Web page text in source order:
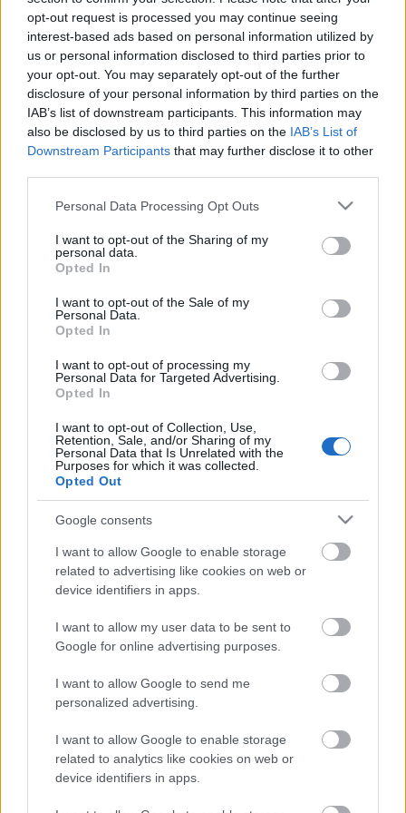
opt-out request is processed you may continue seeing
interest-based ads based on personal information utilized by
us or personal information disclosed to third parties prior to
your opt-out. You may separately opt-out of the further
disclosure of your personal information by third parties on the
IAB’s list of downstream participants. This information may
also be disclosed by us to third parties on the IAB’s List of
Downstream Participants that may further disclose it to other
Please note that this website/app uses one or more Google
not limited to your visit or usage behaviour. You may click to
grant or deny consent to Google and its third-party tags to
use your data for below specified purposes in below Google
consent section.
Personal Data Processing Opt Outs
I want to opt-out of the Sharing of my
personal data.
Opted In
I want to opt-out of the Sale of my
Personal Data.
Opted In
I want to opt-out of processing my
Personal Data for Targeted Advertising.
Opted In
I want to opt-out of Collection, Use,
Retention, Sale, and/or Sharing of my
Personal Data that Is Unrelated with the
Purposes for which it was collected.
Opted Out
Google consents
I want to allow Google to enable storage
related to advertising like cookies on web or
device identifiers in apps.
I want to allow my user data to be sent to
Google for online advertising purposes.
I want to allow Google to send me
personalized advertising.
I want to allow Google to enable storage
related to analytics like cookies on web or
device identifiers in apps.
Kedves Könyvbarátok! Megjelent negyedik
regényem, mely a Cosa Nostra címet viseli! A könyv a
keményvonalas krimi és a maffiaregények keveréke.
A történet egy kitalált városban, Foundhellben
játszódik, és egy férfi erkölcsi lezüllését mutatja be,
miközben bepillantást…
Könyvbemutató a Sárga kastélyban!
Francis W. Scott•2008. november 25.
Kedves Olvasók!2008. december 12-én (pénteken),
18:00 órai kezdettel dedikálással összekötött író-
olvasó találkozó lesz Dunaszerdahelyen, a Sárga
kastélyban! Bemutatkozik Francis W. Scott (alias Bíró
Szabolcs), a Naplemente, A Sivatag Szeme és a Hóhér
Könyvhírek V. - November
Francis W. Scott•2008. november 20.
A legutóbbi híradás óta ismét történt pár dolog,
egyaránt állunk megjelenés előtt és után, és persze
új művek is akadnak. Lássuk!A hosszas várakozás
meghozta gyümölcsét, a Hóhér gyönyörű lett, és kb.
a fele már el is fogyott. Rendelni természetesen
továbbra is lehet,…
Megjelent a Hóhér!
Francis W. Scott
Kedves Barátaim, Rokonaim, Ismerőseim, Kedves
Könyvbarátok!Hóhér címmel megjelent harmadik
könyvem! A kisregény a legjobb prózai műnek járó
díjat és a védnöki különdíjat is elnyerte a 2007-es
Pegazus szépírói pályázaton, és az első oldalakon
Grendel…